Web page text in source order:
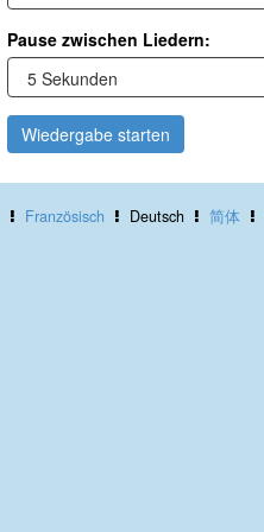
Pause zwischen Liedern:
Wiedergabe starten
Französisch Deutsch 简体